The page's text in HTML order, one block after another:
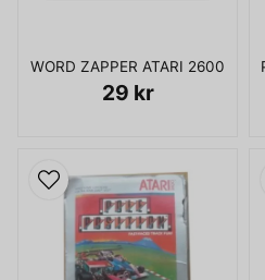
WORD ZAPPER ATARI 2600
29 kr